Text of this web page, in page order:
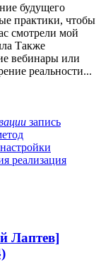
будущего
практики, чтобы
смотрели мой
Также
вебинары или
реальности...
запись
реализация
Лаптев]